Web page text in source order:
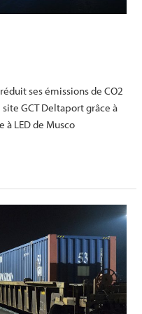
ses émissions de CO2
GCT Deltaport grâce à
à LED de Musco